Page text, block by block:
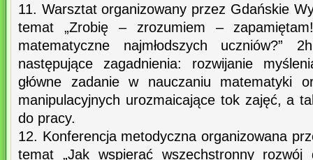
11. Warsztat organizowany przez Gdańskie
temat „Zrobię – zrozumiem –
matematyczne najmłodszych uczniów?”
następujące zagadnienia: rozwijanie
główne zadanie w nauczaniu matematyki
manipulacyjnych urozmaicające tok zajęć, a
do pracy.
12. Konferencja metodyczna organizowana
temat „Jak wspierać wszechstronny rozwój